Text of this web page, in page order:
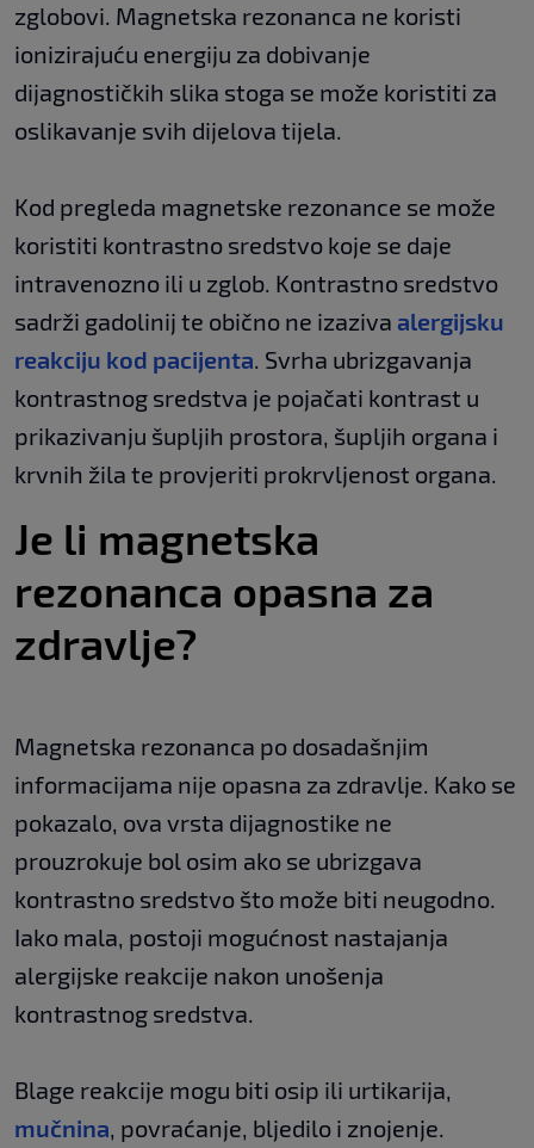
zglobovi. Magnetska rezonanca ne koristi
ionizirajuću energiju za dobivanje
dijagnostičkih slika stoga se može koristiti za
oslikavanje svih dijelova tijela.
Kod pregleda magnetske rezonance se može
koristiti kontrastno sredstvo koje se daje
intravenozno ili u zglob. Kontrastno sredstvo
sadrži gadolinij te obično ne izaziva alergijsku
reakciju kod pacijenta. Svrha ubrizgavanja
kontrastnog sredstva je pojačati kontrast u
prikazivanju šupljih prostora, šupljih organa i
krvnih žila te provjeriti prokrvljenost organa.
Je li magnetska
rezonanca opasna za
zdravlje?
Magnetska rezonanca po dosadašnjim
informacijama nije opasna za zdravlje. Kako se
pokazalo, ova vrsta dijagnostike ne
prouzrokuje bol osim ako se ubrizgava
kontrastno sredstvo što može biti neugodno.
Iako mala, postoji mogućnost nastajanja
alergijske reakcije nakon unošenja
kontrastnog sredstva.
Blage reakcije mogu biti osip ili urtikarija,
mučnina, povraćanje, bljedilo i znojenje.